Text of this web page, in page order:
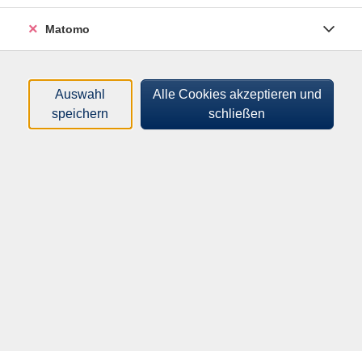
Matomo
Auswahl
speichern
Alle Cookies akzeptieren und
schließen